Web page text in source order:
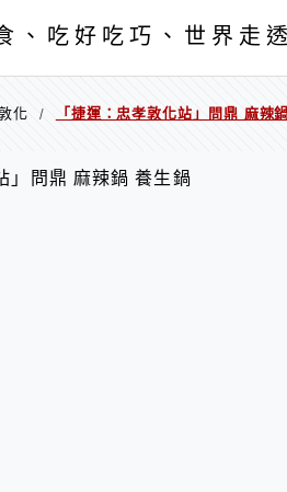
、吃好吃巧、世界走
化 / 「捷運：忠孝敦化站」問鼎 麻辣
」問鼎 麻辣鍋 養生鍋